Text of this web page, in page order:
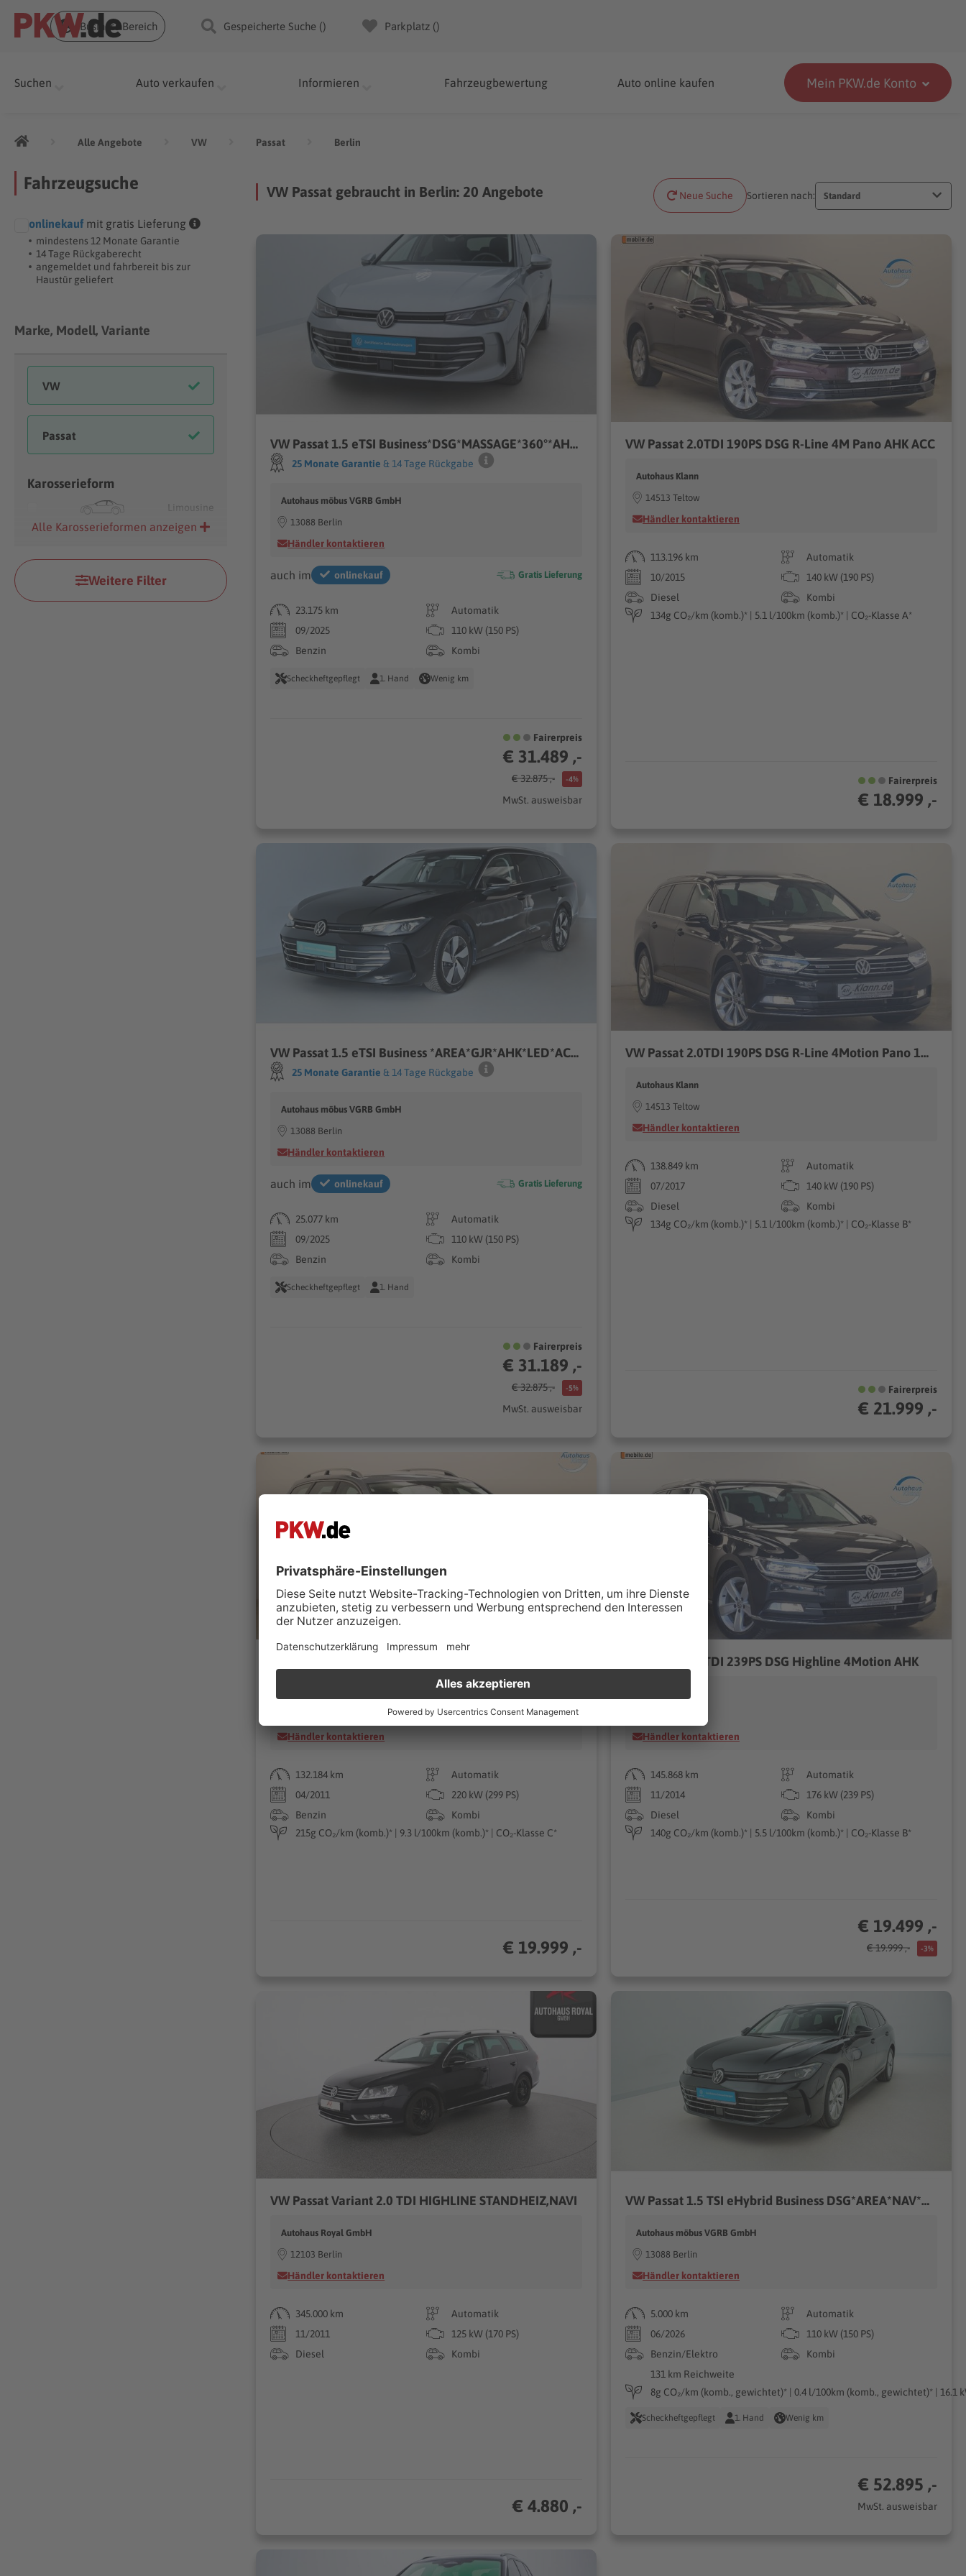
Business Bereich Gespeicherte Suche () Parkplatz ()
Suchen Auto verkaufen Informieren Fahrzeugbewertung Auto online kaufen Mein PKW.de Konto
Alle Angebote VW Passat Berlin
Fahrzeugsuche
onlinekauf mit gratis Lieferung
mindestens 12 Monate Garantie
14 Tage Rückgaberecht
angemeldet und fahrbereit bis zur
Haustür geliefert
Marke, Modell, Variante
Karosserieform
Limousine
Alle Karosserieformen anzeigen
Weitere Filter
VW Passat gebraucht in Berlin: 20 Angebote Neue Suche Sortieren nach: Standard
VW Passat 1.5 eTSI Business*DSG*MASSAGE*360°*AHK*PDC*
25 Monate Garantie & 14 Tage Rückgabe
Autohaus möbus VGRB GmbH
13088 Berlin
Händler kontaktieren
auch im onlinekauf Gratis Lieferung
23.175 km
Automatik
09/2025
110 kW (150 PS)
Benzin
Kombi
Scheckheftgepflegt 1. Hand Wenig km
Fairerpreis
€ 31.489 ,-
€ 32.875 ,- -4%
MwSt. ausweisbar
VW Passat 2.0TDI 190PS DSG R-Line 4M Pano AHK ACC
Autohaus Klann
14513 Teltow
Händler kontaktieren
113.196 km
Automatik
10/2015
140 kW (190 PS)
Diesel
Kombi
134g CO₂/km (komb.)* | 5.1 l/100km (komb.)* | CO₂-Klasse A*
Fairerpreis
€ 18.999 ,-
VW Passat 1.5 eTSI Business *AREA*GJR*AHK*LED*ACC*
25 Monate Garantie & 14 Tage Rückgabe
Autohaus möbus VGRB GmbH
13088 Berlin
Händler kontaktieren
auch im onlinekauf Gratis Lieferung
25.077 km
Automatik
09/2025
110 kW (150 PS)
Benzin
Kombi
Scheckheftgepflegt 1. Hand
Fairerpreis
€ 31.189 ,-
€ 32.875 ,- -5%
MwSt. ausweisbar
VW Passat 2.0TDI 190PS DSG R-Line 4Motion Pano 1Han
Autohaus Klann
14513 Teltow
Händler kontaktieren
138.849 km
Automatik
07/2017
140 kW (190 PS)
Diesel
Kombi
134g CO₂/km (komb.)* | 5.1 l/100km (komb.)* | CO₂-Klasse B*
Fairerpreis
€ 21.999 ,-
Händler kontaktieren
132.184 km
Automatik
04/2011
220 kW (299 PS)
Benzin
Kombi
215g CO₂/km (komb.)* | 9.3 l/100km (komb.)* | CO₂-Klasse C*
€ 19.999 ,-
VW Passat 2.0TDI 239PS DSG Highline 4Motion AHK
Händler kontaktieren
145.868 km
Automatik
11/2014
176 kW (239 PS)
Diesel
Kombi
140g CO₂/km (komb.)* | 5.5 l/100km (komb.)* | CO₂-Klasse B*
€ 19.499 ,-
€ 19.999 ,- -3%
VW Passat Variant 2.0 TDI HIGHLINE STANDHEIZ,NAVI
Autohaus Royal GmbH
12103 Berlin
Händler kontaktieren
345.000 km
Automatik
11/2011
125 kW (170 PS)
Diesel
Kombi
€ 4.880 ,-
VW Passat 1.5 TSI eHybrid Business DSG*AREA*NAV*MASSAGE*ACC*LED
Autohaus möbus VGRB GmbH
13088 Berlin
Händler kontaktieren
5.000 km
Automatik
06/2026
110 kW (150 PS)
Benzin/Elektro
Kombi
131 km Reichweite
8g CO₂/km (komb., gewichtet)* | 0.4 l/100km (komb., gewichtet)* |
Scheckheftgepflegt 1. Hand Wenig km
€ 52.895 ,-
MwSt. ausweisbar